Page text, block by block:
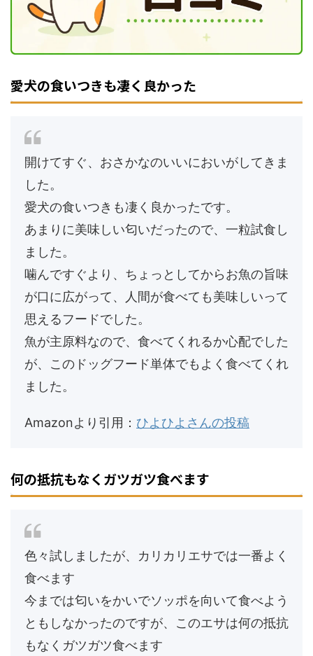
愛犬の食いつきも凄く良かった
開けてすぐ、おさかなのいいにおいがしてきま
した。
愛犬の食いつきも凄く良かったです。
あまりに美味しい匂いだったので、一粒試食し
ました。
噛んですぐより、ちょっとしてからお魚の旨味
が口に広がって、人間が食べても美味しいって
思えるフードでした。
魚が主原料なので、食べてくれるか心配でした
が、このドッグフード単体でもよく食べてくれ
ました。
Amazonより引用： ひよひよさんの投稿
何の抵抗もなくガツガツ食べます
色々試しましたが、カリカリエサでは一番よく
食べます
今までは匂いをかいでソッポを向いて食べよう
ともしなかったのですが、このエサは何の抵抗
もなくガツガツ食べます